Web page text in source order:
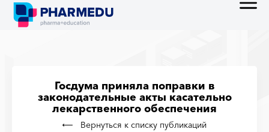
Госдума приняла поправки в
законодательные акты касательно
лекарственного обеспечения
Вернуться к списку публикаций